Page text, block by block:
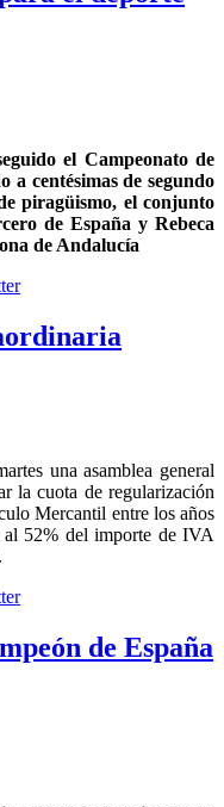
el Campeonato de
a centésimas de segundo
piragüismo, el conjunto
de España y Rebeca
de Andalucía
una asamblea general
la cuota de regularización
Mercantil entre los años
52% del importe de IVA
de España